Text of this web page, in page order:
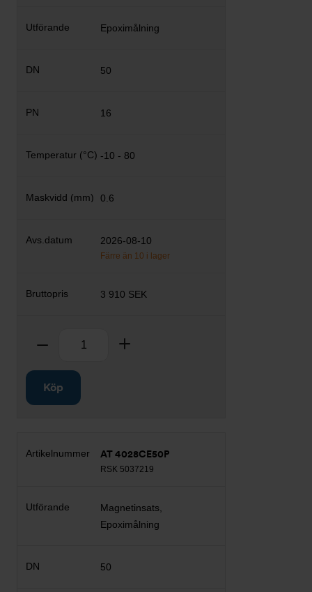
Epoximålning
50
16
-10 - 80
0.6
2026-08-10
Färre än 10 i lager
3 910 SEK
Ta bort
Köp
AT 4028CE50P
RSK 5037219
Magnetinsats,
Epoximålning
50